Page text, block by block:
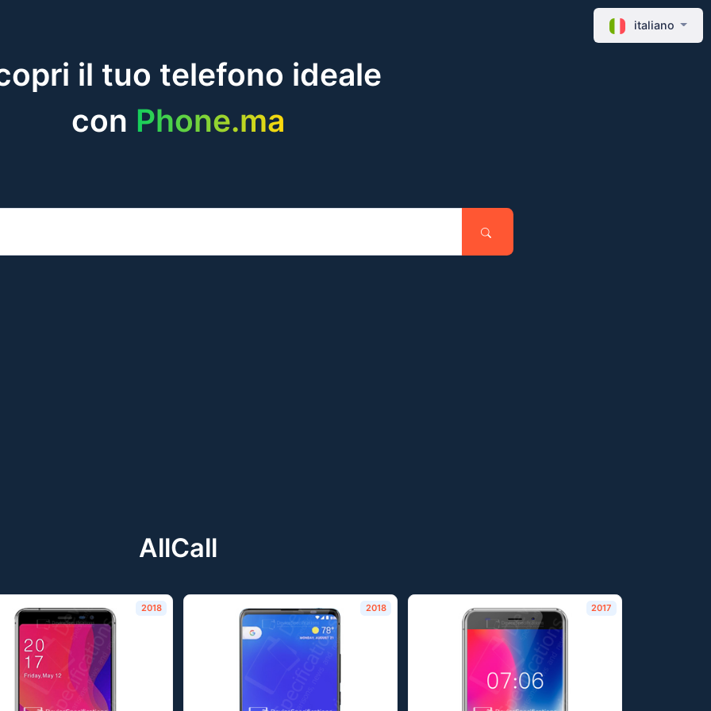
il tuo telefono ideale
con Phone.ma
italiano
AllCall
2018 2018 2017